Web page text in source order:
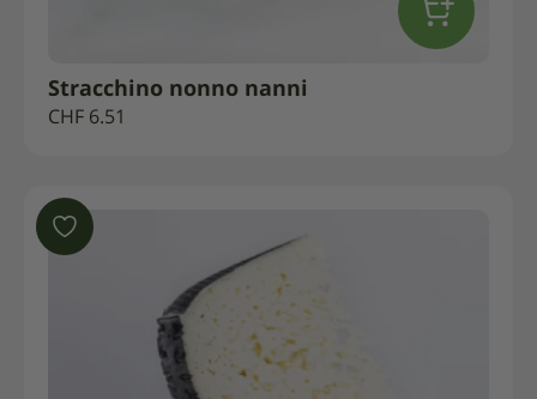
Stracchino nonno nanni
CHF 6.51